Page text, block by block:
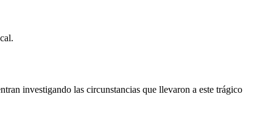
investigando las circunstancias que llevaron a este trágico